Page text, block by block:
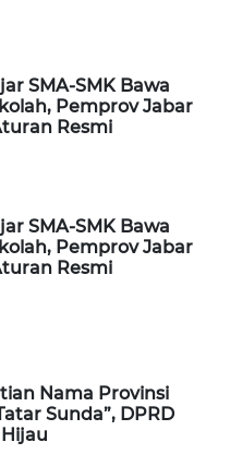
SMA-SMK Bawa
Pemprov Jabar
Resmi
SMA-SMK Bawa
Pemprov Jabar
Resmi
Nama Provinsi
Sunda”, DPRD